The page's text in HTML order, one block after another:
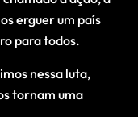
erguer um país
para todos.
nessa luta,
tornam uma